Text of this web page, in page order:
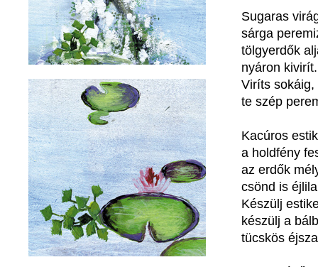
Sugaras
sárga
tölgyerdők
nyáron kivirít.
Viríts sokáig,
te szép
Kacúros
a holdfény
az erdők
csönd is
Készülj
készülj a
tücskös